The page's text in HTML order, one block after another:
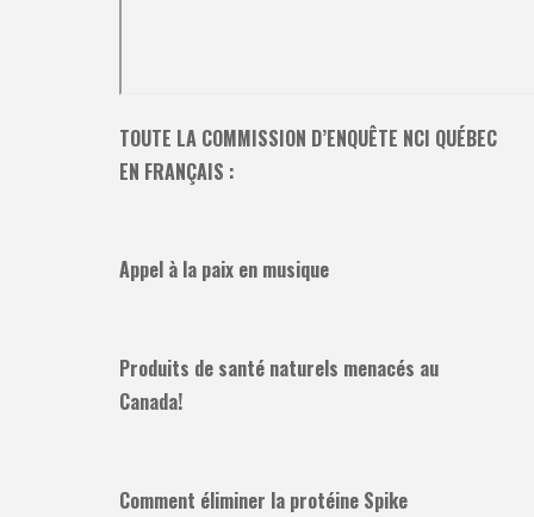
TOUTE LA COMMISSION D’ENQUÊTE NCI QUÉBEC
EN FRANÇAIS :
Appel à la paix en musique
Produits de santé naturels menacés au
Canada!
Comment éliminer la protéine Spike